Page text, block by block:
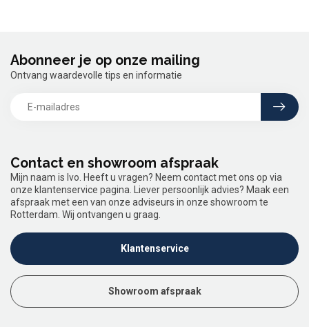
Contact en showroom afspraak
Mijn naam is Ivo. Heeft u vragen? Neem contact met ons op via
onze klantenservice pagina. Liever persoonlijk advies? Maak een
afspraak met een van onze adviseurs in onze showroom te
Rotterdam. Wij ontvangen u graag.
Klantenservice
Showroom afspraak
Abonneer je op onze mailing
Ontvang waardevolle tips en informatie